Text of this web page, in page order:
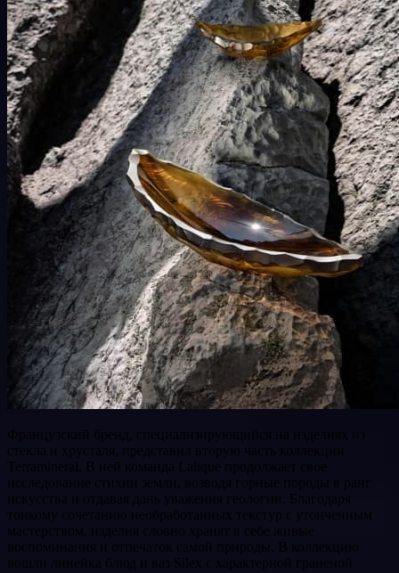
Французский бренд, специализирующийся на изделиях из
стекла и хрусталя, представил вторую часть коллекции
Terramineral. В ней команда Lalique продолжает свое
исследование стихии земли, возводя горные породы в ранг
искусства и отдавая дань уважения геологии. Благодаря
тонкому сочетанию необработанных текстур с утонченным
мастерством, изделия словно хранят в себе живые
воспоминания и отпечаток самой природы. В коллекцию
вошли линейка блюд и ваз Silex с характерной граненой